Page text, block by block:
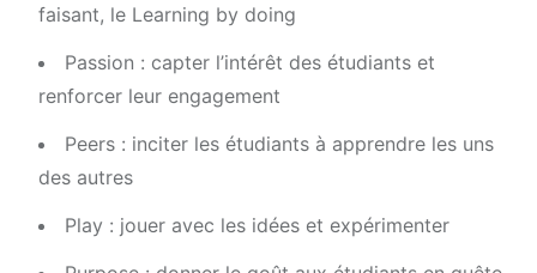
faisant, le Learning by doing
Passion : capter l’intérêt des étudiants et
renforcer leur engagement
Peers : inciter les étudiants à apprendre les uns
des autres
Play : jouer avec les idées et expérimenter